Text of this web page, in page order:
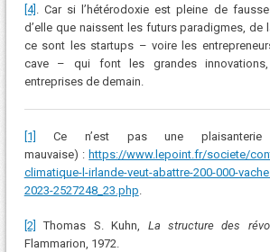
[4] . Car si l’hétérodoxie est pleine de
d’elle que naissent les futurs paradigmes, de
ce sont les startups – voire les
cave – qui font les grandes
entreprises de demain.
[1]
Ce n’est pas une
mauvaise) :https://www.lepoint.fr/societe/
climatique-l-irlande-veut-abattre-200-000-
2023-2527248_23.php
[2] Thomas S. Kuhn, La structure des
Flammarion, 1972.